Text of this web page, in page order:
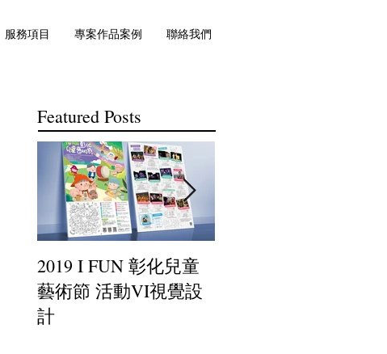
服務項目 專案作品案例 聯絡我們
Featured Posts
2019 I FUN 彰化兒童
藝術節 活動VI視覺設
計